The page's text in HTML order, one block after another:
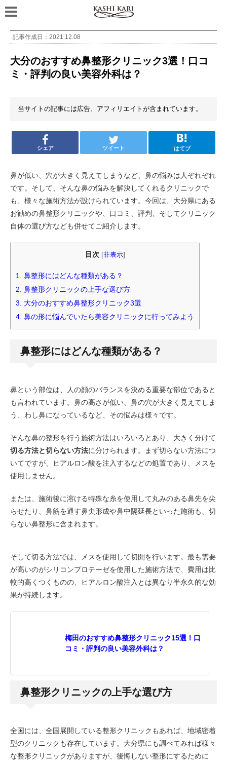
記事作成日： 2021.12.08
大分のおすすめ鼻整形クリニック3選！口コ
ミ・評判の良い美容外科は？
当サイトの記事には広告、アフィリエイトが含まれています。
シェア ツイート はてブ
鼻が低い、穴が大きく見えてしまうなど、鼻の悩みは人ぞれぞれ
です。そして、そんな鼻の悩みを解決してくれるクリニックで
も、様々な施術方法が設けられています。今回は、大分県にある
お勧めの鼻整形クリニックや、口コミ、評判、そしてクリニック
自体の選び方なども併せてご紹介します。
目次 非表示]
1. 鼻整形にはどんな種類がある？
2. 鼻整形クリニックの上手な選び方
3. 大分のおすすめ鼻整形クリニック3選
4. 鼻の形に悩んでいたら美容クリニックに行ってみよう
鼻整形にはどんな種類がある？
鼻という部位は、人の顔のバランスを決める重要な部位であると
も言われています。鼻の高さが低い、鼻の穴が大きく見えてしま
う、わし鼻になっているなど、その悩みは様々です。
そんな鼻の整形を行う施術方法はいろいろとあり、大きく分けて
切る方法と切らない方法に分けられます。まず切らない方法につ
いてですが、ヒアルロン酸を注入するなどの処置であり、メスを
使用しません。
または、施術後に溶ける特殊な糸を使用して丸みのある鼻先を尖
らせたり、鼻筋を通す鼻尖形成や鼻中隔延長といった施術も、切
らない鼻整形に含まれます。
そして切る方法では、メスを使用して切開を行います。最も需要
が高いのがシリコンプロテーゼを使用した施術方法で、費用は比
較的高くつくものの、ヒアルロン酸注入とは異なり半永久的な効
果が持続します。
梅田のおすすめ鼻整形クリニック15選！口
コミ・評判の良い美容外科は？
鼻整形クリニックの上手な選び方
全国には、全国展開している整形クリニックもあれば、地域密着
型のクリニックも存在しています。大分県にも調べてみれば様々
な整形クリニックがありますが、後悔しない整形にするために